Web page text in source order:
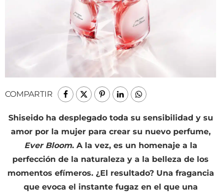
COMPARTIR
Shiseido ha desplegado toda su sensibilidad y su
amor por la mujer para crear su nuevo perfume,
Ever Bloom. A la vez, es un homenaje a la
perfección de la naturaleza y a la belleza de los
momentos efímeros. ¿El resultado? Una fragancia
que evoca el instante fugaz en el que una